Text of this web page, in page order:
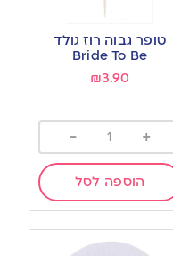
to
wishlist
טופר גבוה רוז גולד
Bride To Be‏
₪3.90
+
-
הוספה לסל